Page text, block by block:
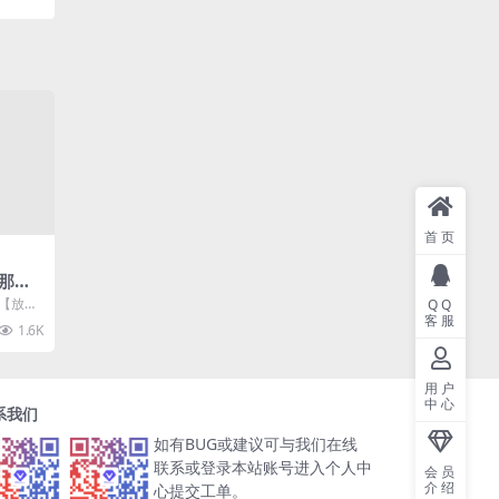
三
机
赠L
放开
机一
1.6K
我们
如有BUG或建议可与我们在线
联系或登录本站账号进入个人中
心提交工单。
首页
QQ
客服
用户
中心
会员
介绍